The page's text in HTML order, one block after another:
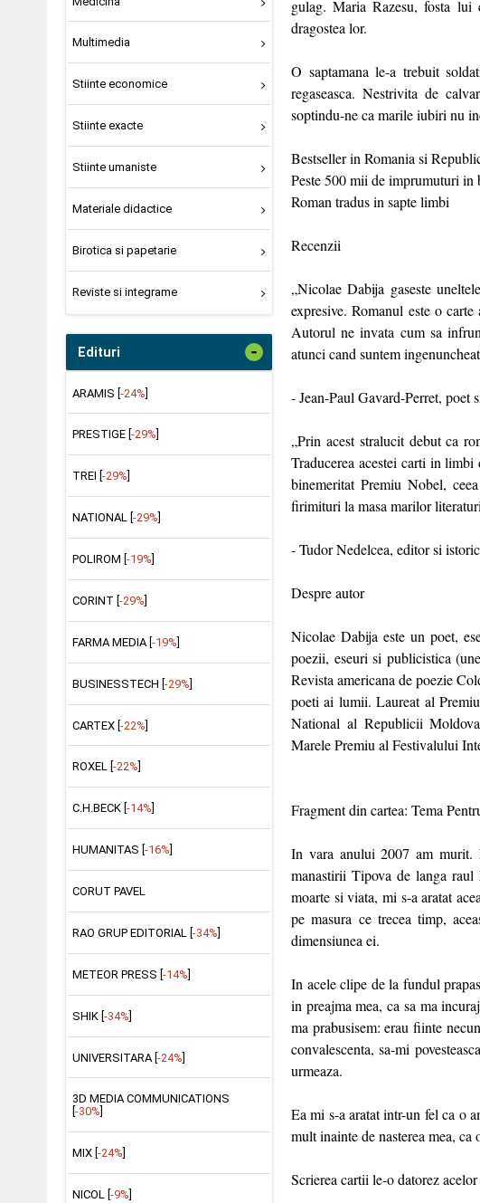
Multimedia
Stiinte economice
Stiinte exacte
Stiinte umaniste
Materiale didactice
Birotica si papetarie
Reviste si integrame
Edituri -
ARAMIS [-24%]
PRESTIGE [ -29%
TREI [ -29%
NATIONAL [ -29%
POLIROM [ -19%
CORINT [ -29%
FARMA MEDIA [ -19%
BUSINESSTECH [-29%]
CARTEX [-22%]
ROXEL [ -22%
C.H.BECK [ -14%
HUMANITAS [ -16%
CORUT PAVEL
RAO GRUP EDITORIAL [ -34%
METEOR PRESS [ -14%
SHIK [-34%]
UNIVERSITARA [-24%]
3D MEDIA COMMUNICATIONS
-30%
MIX [ -24%
NICOL [ -9%
gulag. Maria Razesu, fosta
dragostea lor.
O saptamana le-a trebuit
regaseasca. Nestrivita de
soptindu-ne ca marile iubiri nu
Bestseller in Romania si
Peste 500 mii de imprumuturi in
Roman tradus in sapte limbi
Recenzii
„Nicolae Dabija gaseste
expresive. Romanul este o
Autorul ne invata cum sa
atunci cand suntem
- Jean-Paul Gavard-Perret, poet
„Prin acest stralucit debut ca
Traducerea acestei carti in
binemeritat Premiu Nobel,
firimituri la masa marilor
- Tudor Nedelcea, editor si
Despre autor
Nicolae Dabija este un poet,
poezii, eseuri si publicistica
Revista americana de poezie
poeti ai lumii. Laureat al
National al Republicii
Marele Premiu al Festivalului
Fragment din cartea: Tema
In vara anului 2007 am murit.
manastirii Tipova de langa
moarte si viata, mi s-a aratat
pe masura ce trecea timp,
dimensiunea ei.
In acele clipe de la fundul
in preajma mea, ca sa ma
ma prabusisem: erau fiinte
convalescenta, sa-mi
urmeaza.
Ea mi s-a aratat intr-un fel ca o
mult inainte de nasterea mea,
Scrierea cartii le-o datorez